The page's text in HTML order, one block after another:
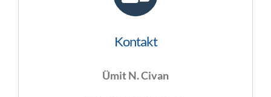
Kontakt
Ümit N. Civan